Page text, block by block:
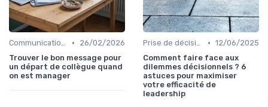
Communication efficace •
26/02/2026
Trouver le bon message pour
un départ de collègue quand
on est manager
Prise de décision • 12/06/2025
Comment faire face aux
dilemmes décisionnels ? 6
astuces pour maximiser
votre efficacité de
leadership